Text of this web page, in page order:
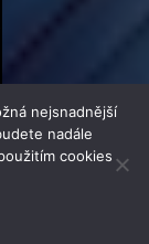
123jobs Media
nejsnadnější
nadále
cookies